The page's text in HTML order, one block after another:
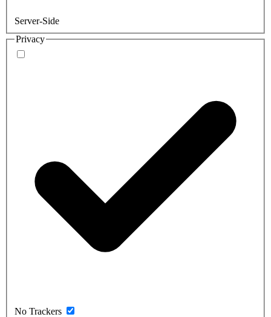
Server-Side
Privacy
No Trackers